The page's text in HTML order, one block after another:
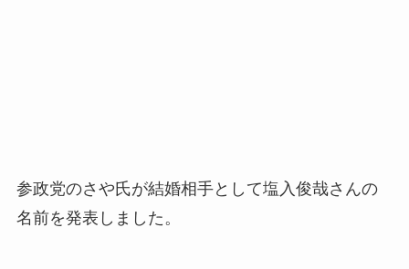
参政党のさや氏が結婚相手として塩入俊哉さんの
名前を発表しました。